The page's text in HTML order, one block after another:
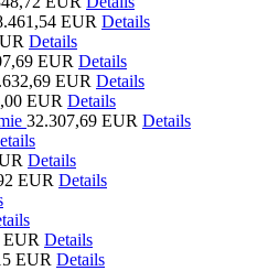
EUR Details
Details
EUR Details
EUR Details
EUR Details
32.307,69 EUR Details
Details
EUR Details
EUR Details
EUR Details